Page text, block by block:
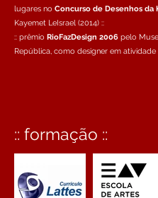
lugares no Concurso de Desenhos da
Kayemet LeIsrael (2014) ::
:: prêmio RioFazDesign 2006 pelo
República, como designer em atividade
:: formação ::